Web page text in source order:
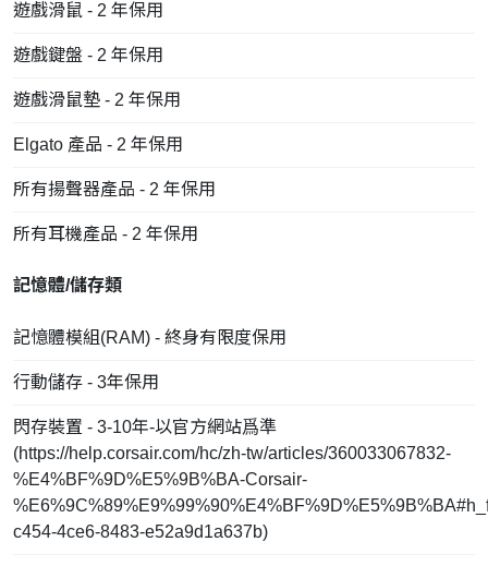
遊戲滑鼠 - 2 年保用
遊戲鍵盤 - 2 年保用
遊戲滑鼠墊 - 2 年保用
Elgato 產品 - 2 年保用
所有揚聲器產品 - 2 年保用
所有耳機產品 - 2 年保用
記憶體/儲存類
記憶體模組(RAM) - 終身有限度保用
行動儲存 - 3年保用
閃存裝置 - 3-10年-以官方網站爲準
(https://help.corsair.com/hc/zh-tw/articles/360033067832-
%E4%BF%9D%E5%9B%BA-Corsair-
c454-4ce6-8483-e52a9d1a637b)